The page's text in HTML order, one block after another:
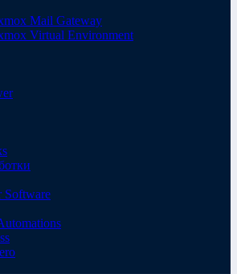
Mail Gateway
Virtual Environment
Software